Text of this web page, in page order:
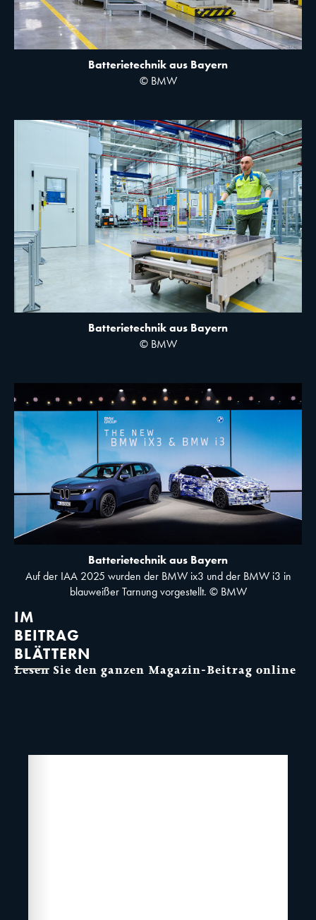
Batterietechnik aus Bayern
© BMW
Batterietechnik aus Bayern
© BMW
Batterietechnik aus Bayern
Auf der IAA 2025 wurden der BMW ix3 und der BMW i3 in
blauweißer Tarnung vorgestellt. © BMW
IM
BEITRAG
BLÄTTERN
Lesen Sie den ganzen Magazin-Beitrag online